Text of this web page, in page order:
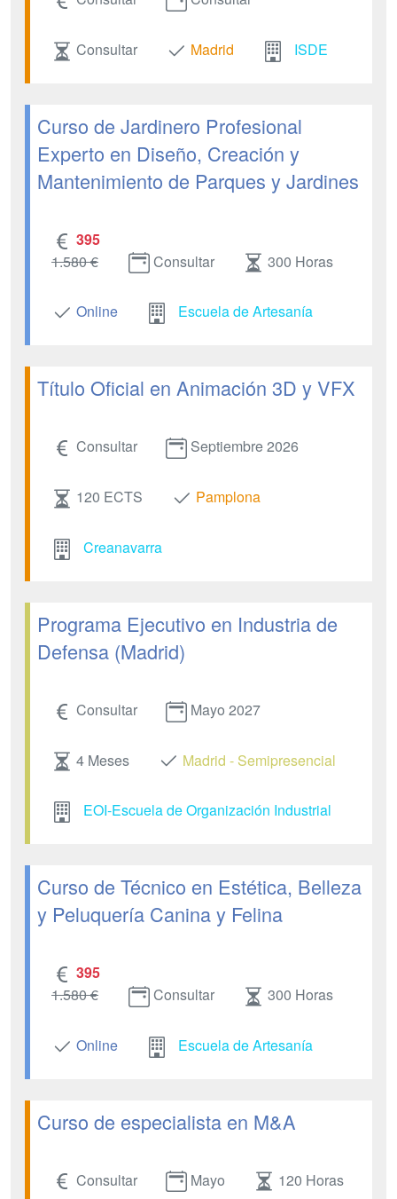
Consultar Madrid ISDE
Curso de Jardinero Profesional
Experto en Diseño, Creación y
Mantenimiento de Parques y Jardines
395
1.580 €
Consultar 300 Horas
Online Escuela de Artesanía
Título Oficial en Animación 3D y VFX
Consultar Septiembre 2026
120 ECTS Pamplona
Creanavarra
Programa Ejecutivo en Industria de
Defensa (Madrid)
Consultar Mayo 2027
4 Meses Madrid - Semipresencial
EOI-Escuela de Organización Industrial
Curso de Técnico en Estética, Belleza
y Peluquería Canina y Felina
395
1.580 €
Consultar 300 Horas
Online Escuela de Artesanía
Curso de especialista en M&A
Consultar Mayo 120 Horas